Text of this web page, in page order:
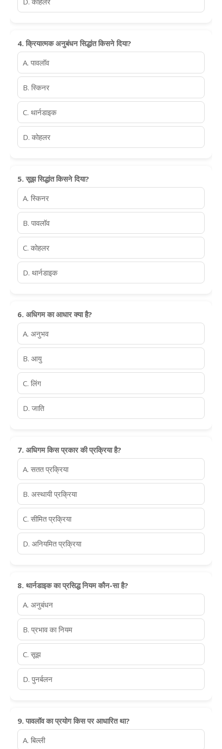
4. क्रियात्मक अनुबंधन सिद्धांत किसने दिया?
A. पावलॉव
B. स्किनर
C. थार्नडाइक
D. कोहलर
5. सूझ सिद्धांत किसने दिया?
A. स्किनर
B. पावलॉव
C. कोहलर
D. थार्नडाइक
6. अधिगम का आधार क्या है?
A. अनुभव
B. आयु
C. लिंग
D. जाति
7. अधिगम किस प्रकार की प्रक्रिया है?
A. सतत प्रक्रिया
B. अस्थायी प्रक्रिया
C. सीमित प्रक्रिया
D. अनियमित प्रक्रिया
8. थार्नडाइक का प्रसिद्ध नियम कौन-सा है?
A. अनुबंधन
B. प्रभाव का नियम
C. सूझ
D. पुनर्बलन
9. पावलॉव का प्रयोग किस पर आधारित था?
A. बिल्ली